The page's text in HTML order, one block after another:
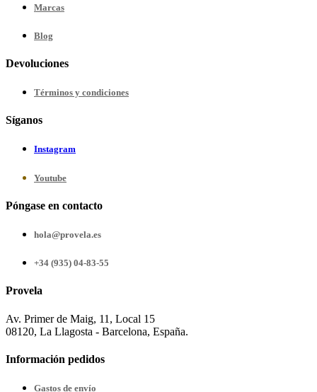
Marcas
Blog
Devoluciones
Términos y condiciones
Síganos
Instagram
Youtube
Póngase en contacto
hola@provela.es
+34 (935) 04-83-55
Provela
Av. Primer de Maig, 11, Local 15
08120, La Llagosta - Barcelona, España.
Información pedidos
Gastos de envío